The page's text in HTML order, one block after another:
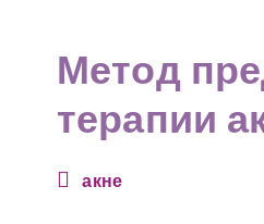
Метод
терапии
акне